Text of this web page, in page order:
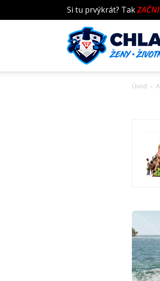
Si tu prvýkrát? Tak
Úvod